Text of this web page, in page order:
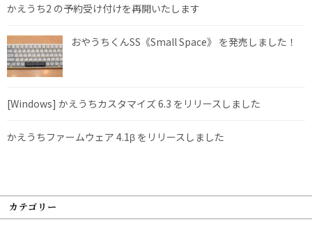
かえうち2 の予約受け付けを再開いたします
おやうちくんSS《Small Space》 を発売しました！
[Windows] かえうちカスタマイズ 6.3 をリリースしました
かえうちファームウェア 4.1β をリリースしました
カテゴリー